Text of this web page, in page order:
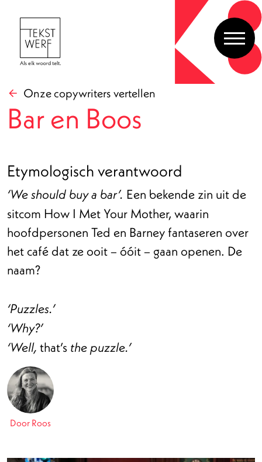
Onze copywriters vertellen
Bar en Boos
Etymologisch verantwoord
‘We should buy a bar’. Een bekende zin uit de
sitcom How I Met Your Mother, waarin
hoofdpersonen Ted en Barney fantaseren over
het café dat ze ooit – óóit – gaan openen. De
naam?
‘Puzzles.’
‘Why?’
‘Well, that’s the puzzle.’
Door Roos